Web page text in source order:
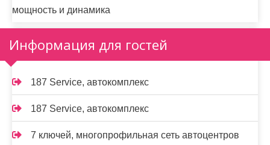
мощность и динамика
Информация для гостей
187 Service, автокомплекс
187 Service, автокомплекс
7 ключей, многопрофильная сеть автоцентров